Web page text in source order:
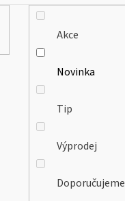
Akce
Novinka
Tip
Výprodej
Doporučujeme